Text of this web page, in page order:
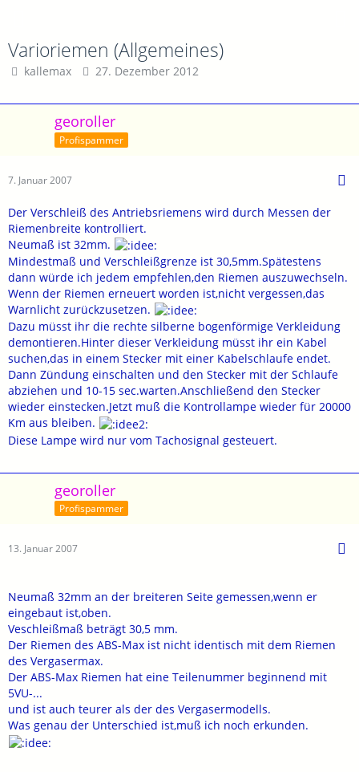
Varioriemen (Allgemeines)
kallemax 27. Dezember 2012
georoller
Profispammer
7. Januar 2007
Der Verschleiß des Antriebsriemens wird durch Messen der
Riemenbreite kontrolliert.
Neumaß ist 32mm.
Mindestmaß und Verschleißgrenze ist 30,5mm.Spätestens
dann würde ich jedem empfehlen,den Riemen auszuwechseln.
Wenn der Riemen erneuert worden ist,nicht vergessen,das
Warnlicht zurückzusetzen.
Dazu müsst ihr die rechte silberne bogenförmige Verkleidung
demontieren.Hinter dieser Verkleidung müsst ihr ein Kabel
suchen,das in einem Stecker mit einer Kabelschlaufe endet.
Dann Zündung einschalten und den Stecker mit der Schlaufe
abziehen und 10-15 sec.warten.Anschließend den Stecker
wieder einstecken.Jetzt muß die Kontrollampe wieder für 20000
Km aus bleiben.
Diese Lampe wird nur vom Tachosignal gesteuert.
georoller
Profispammer
13. Januar 2007
Neumaß 32mm an der breiteren Seite gemessen,wenn er
eingebaut ist,oben.
Veschleißmaß beträgt 30,5 mm.
Der Riemen des ABS-Max ist nicht identisch mit dem Riemen
des Vergasermax.
Der ABS-Max Riemen hat eine Teilenummer beginnend mit
5VU-...
und ist auch teurer als der des Vergasermodells.
Was genau der Unterschied ist,muß ich noch erkunden.